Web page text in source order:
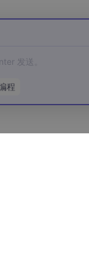
时的迷茫感。
程